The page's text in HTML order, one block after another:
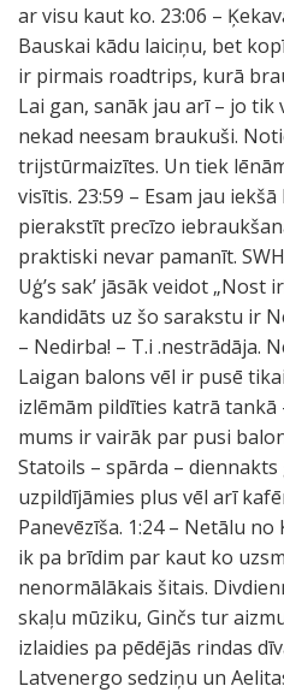
ar visu kaut ko. 23:06 –
Bauskai kādu laiciņu, bet
ir pirmais roadtrips, kurā
Lai gan, sanāk jau arī – jo tik
nekad neesam braukuši.
trijstūrmaizītes. Un tiek
visītis. 23:59 – Esam jau
pierakstīt precīzo
praktiski nevar pamanīt.
Uģ’s sak’ jāsāk veidot „Nost
kandidāts uz šo sarakstu ir
– Nedirba! – T.i .nestrādāja.
Laigan balons vēl ir pusē
izlēmām pildīties katrā
mums ir vairāk par pusi
Statoils – spārda – diennakts
uzpildījāmies plus vēl arī
Panevēzīša. 1:24 – Netālu
ik pa brīdim par kaut ko
nenormālākais šitais.
skaļu mūziku, Ginčs tur
izlaidies pa pēdējās rindas
Latvenergo sedziņu un